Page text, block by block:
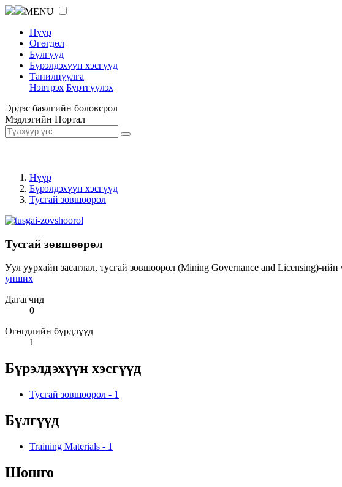
MENU
Нүүр
Өгөгдөл
Бүлгүүд
Бүрэлдэхүүн хэсгүүд
Танилцуулга
Нэвтрэх Бүртгүүлэх
Эрдэс баялгийн боловсрол
Мэдлэгийн Портал
Нүүр
Бүрэлдэхүүн хэсгүүд
Тусгай зөвшөөрөл
Тусгай зөвшөөрөл
Уул уурхайн засаглал, тусгай зөвшөөрөл (Mining Governance and Licensing)-
унших
Дагагчид
0
Өгөгдлийн бүрдлүүд
1
Бүрэлдэхүүн хэсгүүд
Тусгай зөвшөөрөл - 1
Бүлгүүд
Training Materials - 1
Шошго